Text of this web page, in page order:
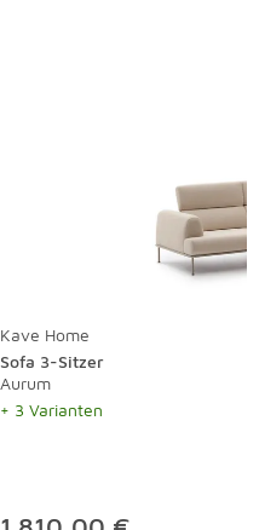
Kave Home
Sofa 3-Sitzer
Aurum
+ 3 Varianten